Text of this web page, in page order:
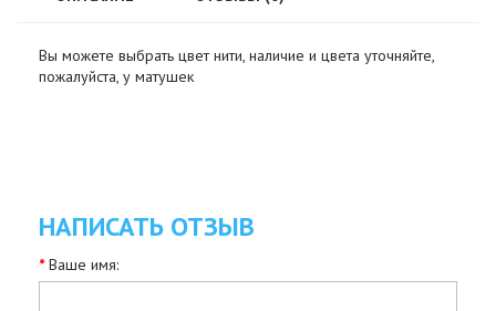
Вы можете выбрать цвет нити, наличие и цвета уточняйте,
пожалуйста, у матушек
НАПИСАТЬ ОТЗЫВ
Ваше имя: